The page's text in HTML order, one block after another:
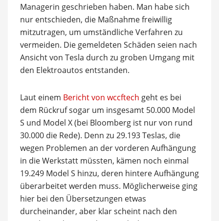
Managerin geschrieben haben. Man habe sich
nur entschieden, die Maßnahme freiwillig
mitzutragen, um umständliche Verfahren zu
vermeiden. Die gemeldeten Schäden seien nach
Ansicht von Tesla durch zu groben Umgang mit
den Elektroautos entstanden.
Laut einem Bericht von wccftech geht es bei
dem Rückruf sogar um insgesamt 50.000 Model
S und Model X (bei Bloomberg ist nur von rund
30.000 die Rede). Denn zu 29.193 Teslas, die
wegen Problemen an der vorderen Aufhängung
in die Werkstatt müssten, kämen noch einmal
19.249 Model S hinzu, deren hintere Aufhängung
überarbeitet werden muss. Möglicherweise ging
hier bei den Übersetzungen etwas
durcheinander, aber klar scheint nach den